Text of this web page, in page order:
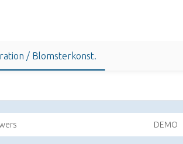
/ Blomsterkonst.
DEMO